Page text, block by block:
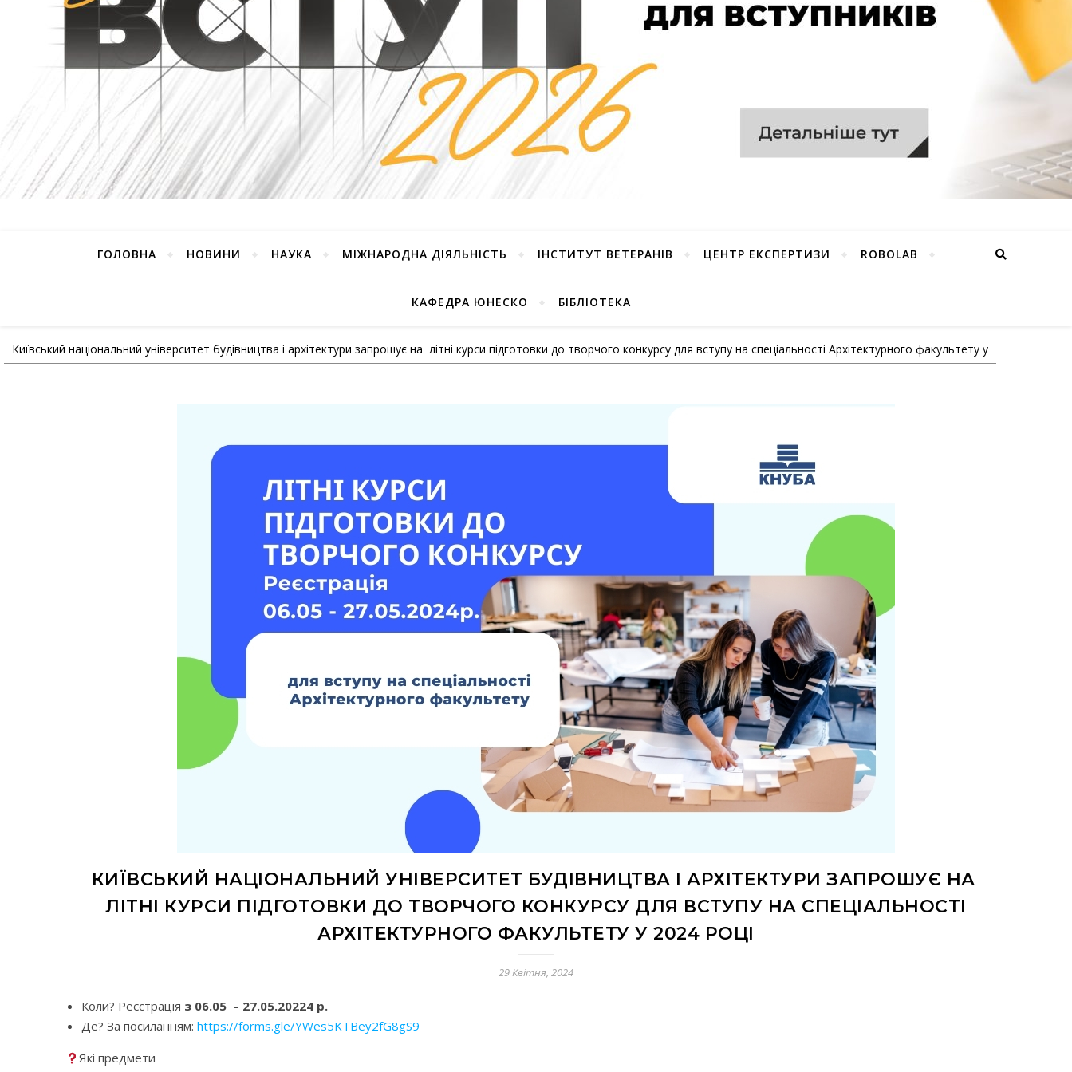
ГОЛОВНА НОВИНИ НАУКА МІЖНАРОДНА ДІЯЛЬНІСТЬ ІНСТИТУТ ВЕТЕРАНІВ ЦЕНТР ЕКСПЕРТИЗИ ROBOLAB
КАФЕДРА ЮНЕСКО БІБЛІОТЕКА
Київський національний університет будівництва і архітектури запрошує на літні курси підготовки до творчого конкурсу для вступу на спеціальності Архітектурного факультету у
КИЇВСЬКИЙ НАЦІОНАЛЬНИЙ УНІВЕРСИТЕТ БУДІВНИЦТВА І АРХІТЕКТУРИ ЗАПРОШУЄ НА
ЛІТНІ КУРСИ ПІДГОТОВКИ ДО ТВОРЧОГО КОНКУРСУ ДЛЯ ВСТУПУ НА СПЕЦІАЛЬНОСТІ
АРХІТЕКТУРНОГО ФАКУЛЬТЕТУ У 2024 РОЦІ
29 Квітня, 2024
Коли? Реєстрація з 06.05 – 27.05.20224 р.
Де? За посиланням: https://forms.gle/YWes5KTBey2fG8gS9
Які предмети